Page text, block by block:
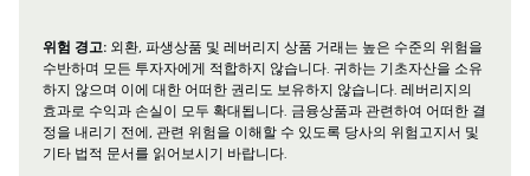
위험 경고:외환, 파생상품 및 레버리지 상품 거래는 높은 수준의 위험을
수반하며 모든 투자자에게 적합하지 않습니다. 귀하는 기초자산을 소유
하지 않으며 이에 대한 어떠한 권리도 보유하지 않습니다. 레버리지의
효과로 수익과 손실이 모두 확대됩니다. 금융상품과 관련하여 어떠한 결
정을 내리기 전에, 관련 위험을 이해할 수 있도록 당사의 위험고지서 및
기타 법적 문서를 읽어보시기 바랍니다.